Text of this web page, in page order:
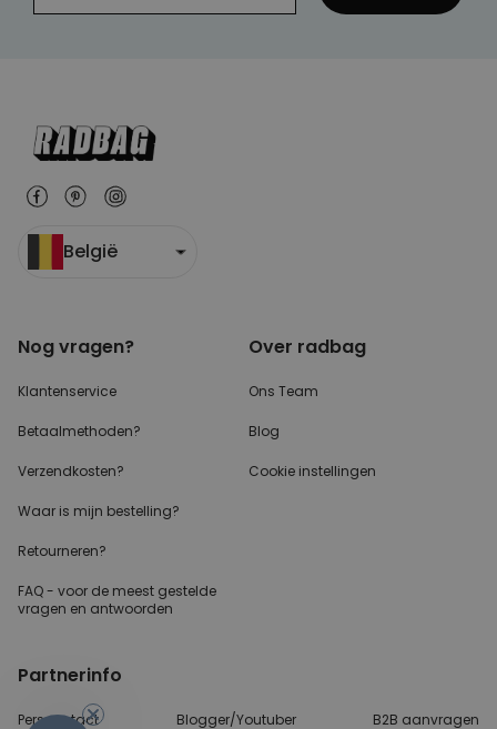
België
Nog vragen?
Klantenservice
Betaalmethoden?
Verzendkosten?
Waar is mijn bestelling?
Retourneren?
FAQ - voor de meest gestelde
vragen en antwoorden
Over radbag
Ons Team
Blog
Cookie instellingen
Partnerinfo
Perscontact Blogger/Youtuber B2B aanvragen